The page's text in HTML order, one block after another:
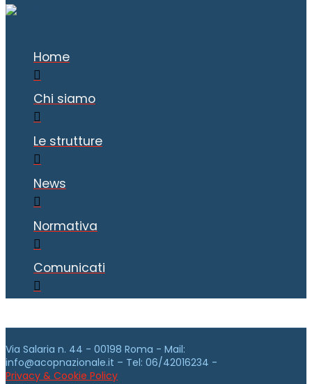
Home
Chi siamo
Le strutture
News
Normativa
Comunicati
Via Salaria n. 44 - 00198 Roma - Mail:
info@acopnazionale.it – Tel: 06/42016234 -
Privacy & Cookie Policy